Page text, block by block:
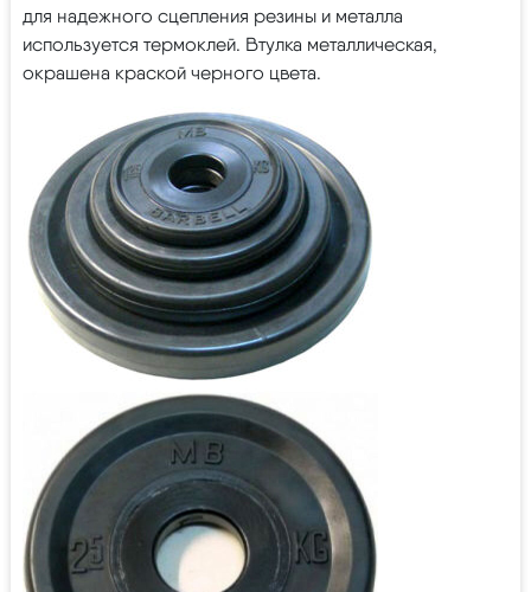
для надежного сцепления резины и металла
используется термоклей. Втулка металлическая,
окрашена краской черного цвета.